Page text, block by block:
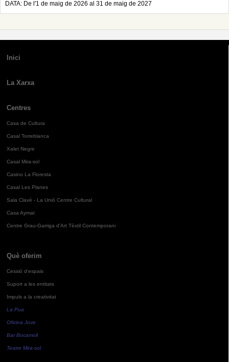
DATA: De l'1 de maig de 2026 al 31 de maig de 2027
Inici
La Xarxa
Centres
Casa de Cultura
Casal Torreblanca
Xalet Negre
Casal Mira-sol
Casino La Floresta
Casal Les Planes
Sala Clavé - La Unió Centre Cultural
Casa Aymat
Centre Grau-Garriga d'Art Tèxtil Contemporani
Què oferim
Cessió d'espais
Suport a les entitats
Impuls a la creativitat
La Pua
Oficina Jove
Bar Bocamoll
Teatre Mira-sol